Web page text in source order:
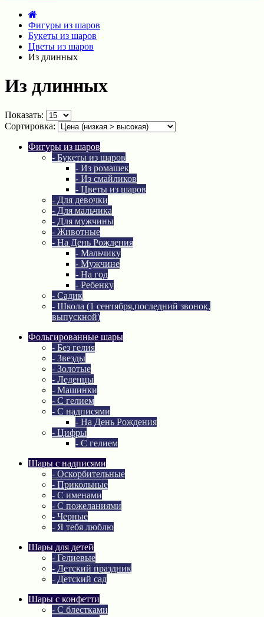
Фигуры из шаров
Букеты из шаров
Цветы из шаров
Из длинных
Из длинных
Показать:
Сортировка:
Фигуры из шаров
- Букеты из шаров
- Из ромашек
- Из смайликов
- Цветы из шаров
- Для девочки
- Для мальчика
- Для мужчины
- Животные
- На День Рождения
- Мальчику
- Мужчине
- На год
- Ребенку
- Садик
- Школа (1 сентября,последний звонок,
выпускной)
Фольгированные шары
- Без гелия
- Звезды
- Золотые
- Леденцы
- Машинки
- С гелием
- С надписями
- На День Рождения
- Цифры
- С гелием
Шары с надписями
- Оскорбительные
- Прикольные
- С именами
- С пожеланиями
- Черные
- Я тебя люблю
Шары для детей
- Гелиевые
- Детский праздник
- Детский сад
Шары с конфетти
- С блестками